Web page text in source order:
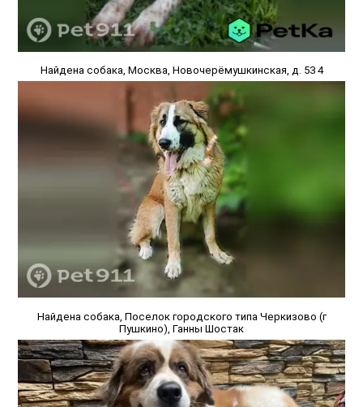
Найдена собака, Москва, Новочерёмушкинская, д. 53 4
Найдена собака, Поселок городского типа Черкизово (г
Пушкино), Ганны Шостак